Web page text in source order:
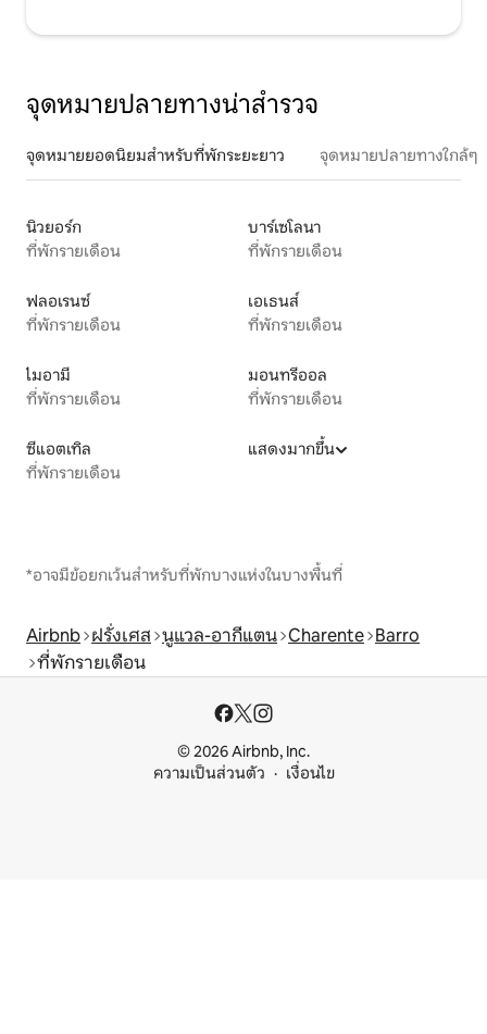
จุดหมายปลายทางน่าสำรวจ
จุดหมายยอดนิยมสำหรับที่พักระยะยาว จุดหมายปลายทางใกล้ๆ
นิวยอร์ก
ที่พักรายเดือน
บาร์เซโลนา
ที่พักรายเดือน
ฟลอเรนซ์
ที่พักรายเดือน
เอเธนส์
ที่พักรายเดือน
ไมอามี
ที่พักรายเดือน
มอนทรีออล
ที่พักรายเดือน
ซีแอตเทิล
ที่พักรายเดือน
แสดงมากขึ้น
*อาจมีข้อยกเว้นสำหรับที่พักบางแห่งในบางพื้นที่
Airbnb ฝรั่งเศส นูแวล-อากีแตน Charente Barro
ที่พักรายเดือน
© 2026 Airbnb, Inc.
ความเป็นส่วนตัว
เงื่อนไข